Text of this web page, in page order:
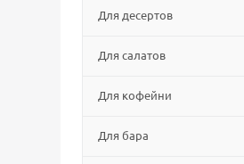
Для десертов
Для салатов
Для кофейни
Для бара